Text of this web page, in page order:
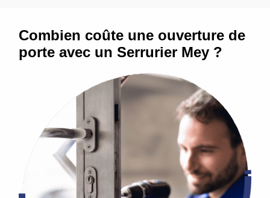
Combien coûte une ouverture de
porte avec un Serrurier Mey ?